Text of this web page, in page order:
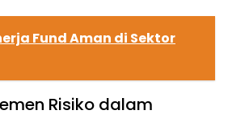
Fund Aman di Sektor
Risiko dalam